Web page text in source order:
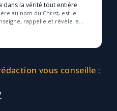
dans la vérité tout entière
au nom du Christ, est le
rappelle et révèle la
vous conseille :